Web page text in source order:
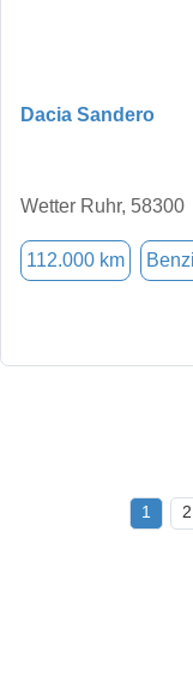
Dacia Sandero
Wetter Ruhr, 58300
112.000 km
1 2